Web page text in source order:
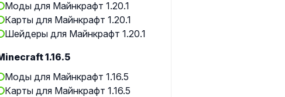
Моды для Майнкрафт 1.20.1
Карты для Майнкрафт 1.20.1
Шейдеры для Майнкрафт 1.20.1
1.16.5
Моды для Майнкрафт 1.16.5
Карты для Майнкрафт 1.16.5